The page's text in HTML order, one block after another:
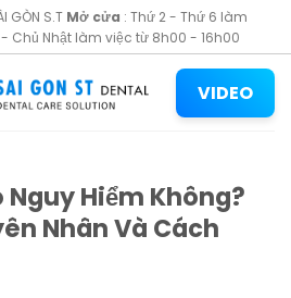
GÒN S.T Mở cửa : Thứ 2 - Thứ 6 làm
Chủ Nhật làm việc từ 8h00 - 16h00
VIDEO
Nguy Hiểm Không?
Nhân Và Cách